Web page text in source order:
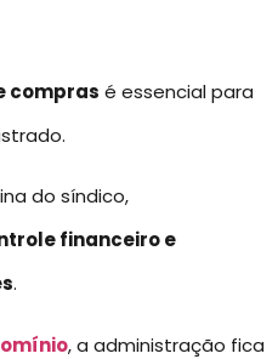
compras é essencial para
do síndico,
financeiro e
.
, a administração fica